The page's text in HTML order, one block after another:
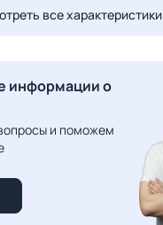
все характеристики
информации о
и поможем